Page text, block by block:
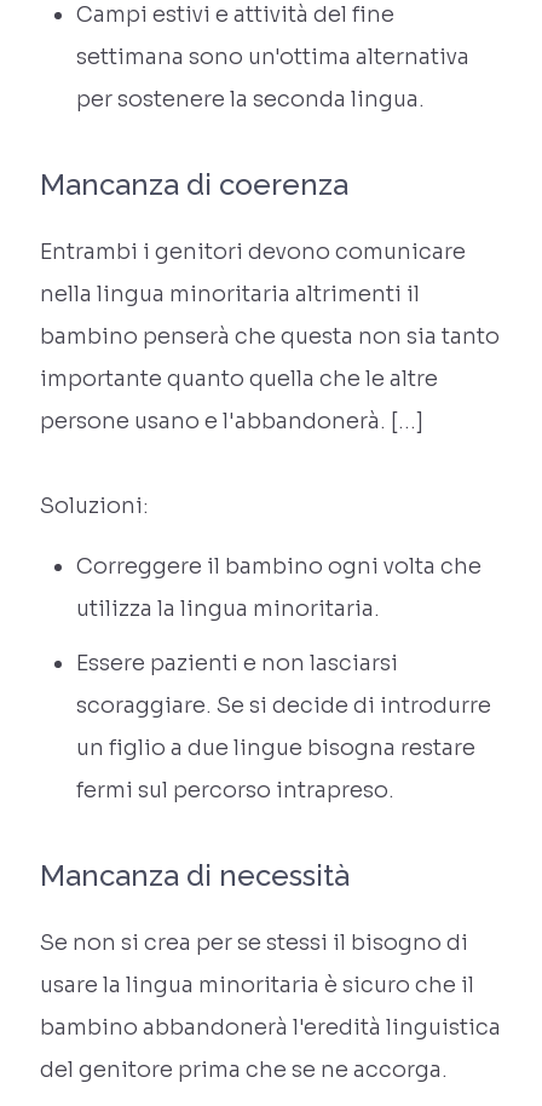
Campi estivi e attività del fine
settimana sono un'ottima alternativa
per sostenere la seconda lingua.
Mancanza di coerenza
Entrambi i genitori devono comunicare
nella lingua minoritaria altrimenti il
bambino penserà che questa non sia tanto
importante quanto quella che le altre
persone usano e l'abbandonerà. […]
Soluzioni:
Correggere il bambino ogni volta che
utilizza la lingua minoritaria.
Essere pazienti e non lasciarsi
scoraggiare. Se si decide di introdurre
un figlio a due lingue bisogna restare
fermi sul percorso intrapreso.
Mancanza di necessità
Se non si crea per se stessi il bisogno di
usare la lingua minoritaria è sicuro che il
bambino abbandonerà l'eredità linguistica
del genitore prima che se ne accorga.